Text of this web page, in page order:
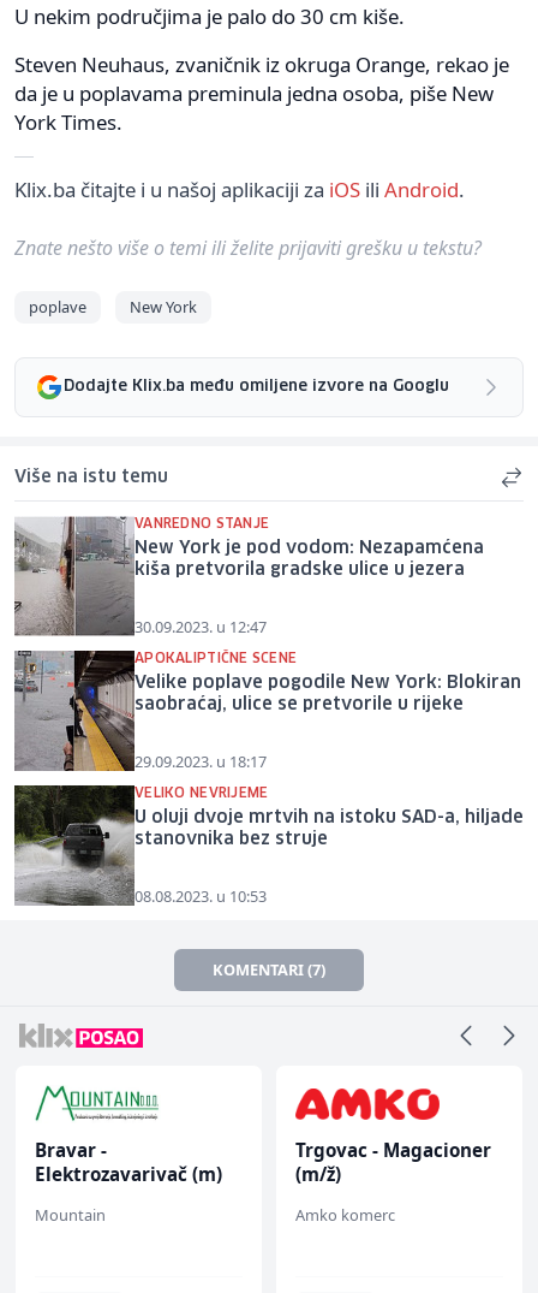
U nekim područjima je palo do 30 cm kiše.
Steven Neuhaus, zvaničnik iz okruga Orange, rekao je
da je u poplavama preminula jedna osoba, piše New
York Times.
Klix.ba čitajte i u našoj aplikaciji za iOS ili Android.
Znate nešto više o temi ili želite prijaviti grešku u tekstu?
poplave New York
Dodajte Klix.ba među omiljene izvore na Googlu
Više na istu temu
VANREDNO STANJE
New York je pod vodom: Nezapamćena
kiša pretvorila gradske ulice u jezera
30.09.2023. u 12:47
APOKALIPTIČNE SCENE
Velike poplave pogodile New York: Blokiran
saobraćaj, ulice se pretvorile u rijeke
29.09.2023. u 18:17
VELIKO NEVRIJEME
U oluji dvoje mrtvih na istoku SAD-a, hiljade
stanovnika bez struje
08.08.2023. u 10:53
KOMENTARI (7)
Bravar -
Elektrozavarivač (m)
Mountain
Trgovac - Magacioner
(m/ž)
Amko komerc